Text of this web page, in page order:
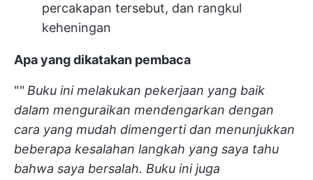
percakapan tersebut, dan rangkul
keheningan
Apa yang dikatakan pembaca
"" Buku ini melakukan pekerjaan yang baik
dalam menguraikan mendengarkan dengan
cara yang mudah dimengerti dan menunjukkan
beberapa kesalahan langkah yang saya tahu
bahwa saya bersalah. Buku ini juga